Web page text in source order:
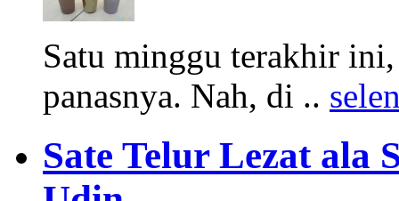
Satu minggu terakhir ini,
panasnya. Nah, di ..
Sate Telur Lezat ala